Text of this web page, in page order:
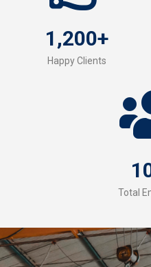
1,200+
Happy Clients
Total